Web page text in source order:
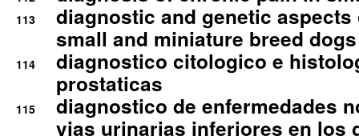
113
diagnostic and genetic
small and miniature breed
114
diagnostico citologico e
prostaticas
115
diagnostico de enfermedades
vias urinarias inferiores en los